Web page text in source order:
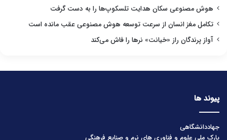
هوش مصنوعی سکان هدایت تلسکوپ‌ها را به دست گرفت
تکامل مغز انسان از سرعت توسعه هوش مصنوعی عقب مانده است
آواز پرندگان راز «خیانت» نرها را فاش می‌کند
پیوند ها
جهاددانشگاهی
پارک ملی علوم و فناوری های نرم و صنایع فرهنگی